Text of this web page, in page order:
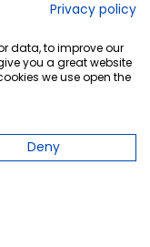
Privacy policy
data, to improve our
you a great website
we use open the
Deny